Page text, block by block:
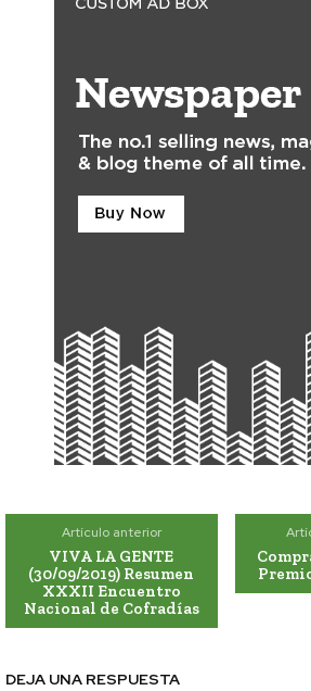
Artículo anterior
VIVA LA GENTE
(30/09/2019) Resumen
XXXII Encuentro
Nacional de Cofradías
DEJA UNA RESPUESTA